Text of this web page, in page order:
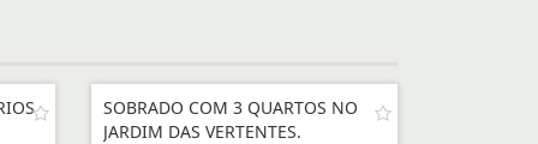
SOBRADO COM 3 QUARTOS NO
JARDIM DAS VERTENTES.